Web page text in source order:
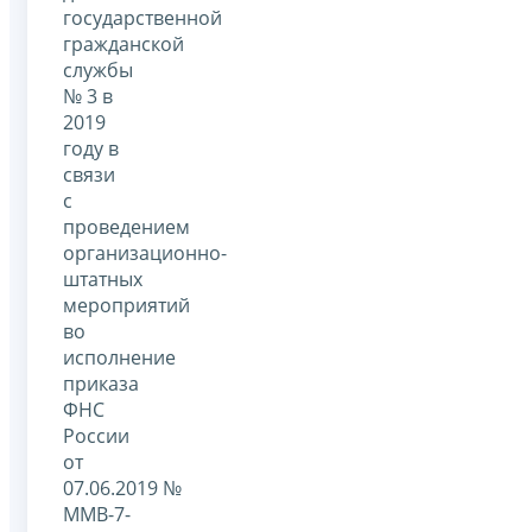
государственной
гражданской
службы
№ 3 в
2019
году в
связи
с
проведением
организационно-
штатных
мероприятий
во
исполнение
приказа
ФНС
России
от
07.06.2019 №
ММВ-7-